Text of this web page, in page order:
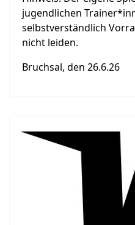
jugendlichen
selbstverständlich
nicht leiden.
Bruchsal, den 26.6.26